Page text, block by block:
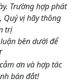
Trường hợp phát
Quý vị hãy thông
trị
bên dưới để
ơn và hợp tác
bán đắt!